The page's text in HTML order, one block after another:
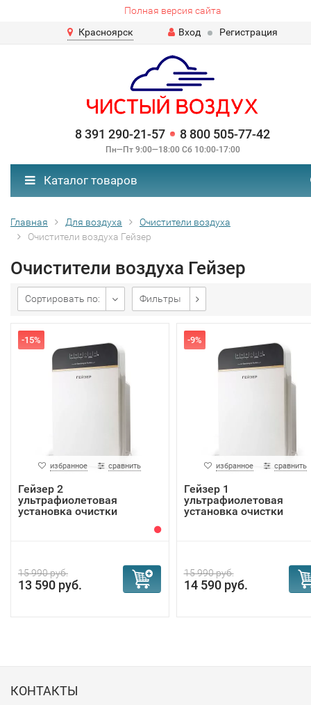
Полная версия сайта
Красноярск
Вход Регистрация
8 391 290-21-57 8 800 505-77-42
Пн—Пт 9:00—18:00 Сб 10:00-17:00
Каталог товаров
Главная Для воздуха
Очистители воздуха
Очистители воздуха Гейзер
Очистители воздуха Гейзер
Сортировать по: Фильтры
-15%
избранное сравнить
Гейзер 2
ультрафиолетовая
установка очистки
15 990 руб.
13 590 руб.
-9%
избранное сравнить
Гейзер 1
ультрафиолетовая
установка очистки
15 990 руб.
14 590 руб.
КОНТАКТЫ